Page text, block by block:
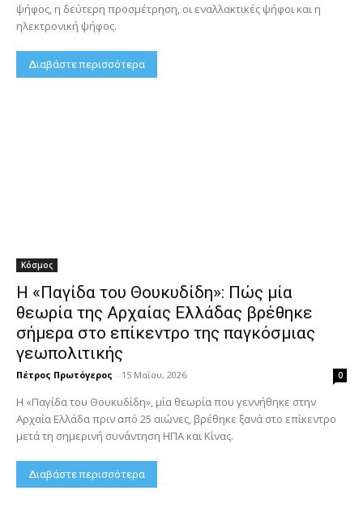
ψήφος, η δεύτερη προσμέτρηση, οι εναλλακτικές ψήφοι και η
ηλεκτρονική ψήφος.
Διαβάστε περισσότερα
Κόσμος
Η «Παγίδα του Θουκυδίδη»: Πώς μία
θεωρία της Αρχαίας Ελλάδας βρέθηκε
σήμερα στο επίκεντρο της παγκόσμιας
γεωπολιτικής
Πέτρος Πρωτόγερος - 15 Μαΐου, 2026 0
Η «Παγίδα του Θουκυδίδη», μία θεωρία που γεννήθηκε στην
Αρχαία Ελλάδα πριν από 25 αιώνες, βρέθηκε ξανά στο επίκεντρο
μετά τη σημερινή συνάντηση ΗΠΑ και Κίνας.
Διαβάστε περισσότερα